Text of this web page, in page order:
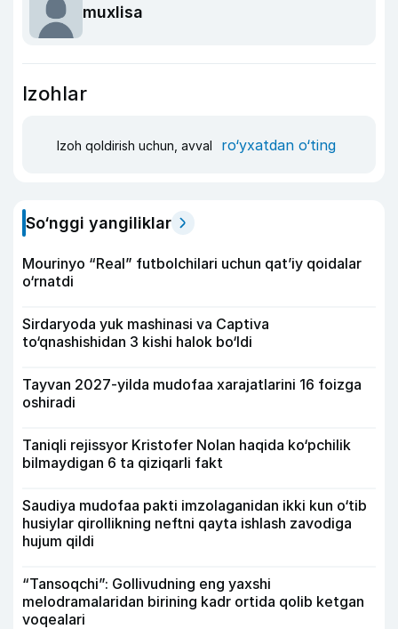
muxlisa
Izohlar
Izoh qoldirish uchun, avval ro‘yxatdan o‘ting
So‘nggi yangiliklar
Mourinyo “Real” futbolchilari uchun qat’iy qoidalar
o‘rnatdi
Sirdaryoda yuk mashinasi va Captiva
to‘qnashishidan 3 kishi halok bo‘ldi
Tayvan 2027-yilda mudofaa xarajatlarini 16 foizga
oshiradi
Taniqli rejissyor Kristofer Nolan haqida ko‘pchilik
bilmaydigan 6 ta qiziqarli fakt
Saudiya mudofaa pakti imzolaganidan ikki kun o‘tib
husiylar qirollikning neftni qayta ishlash zavodiga
hujum qildi
“Tansoqchi”: Gollivudning eng yaxshi
melodramalaridan birining kadr ortida qolib ketgan
voqealari